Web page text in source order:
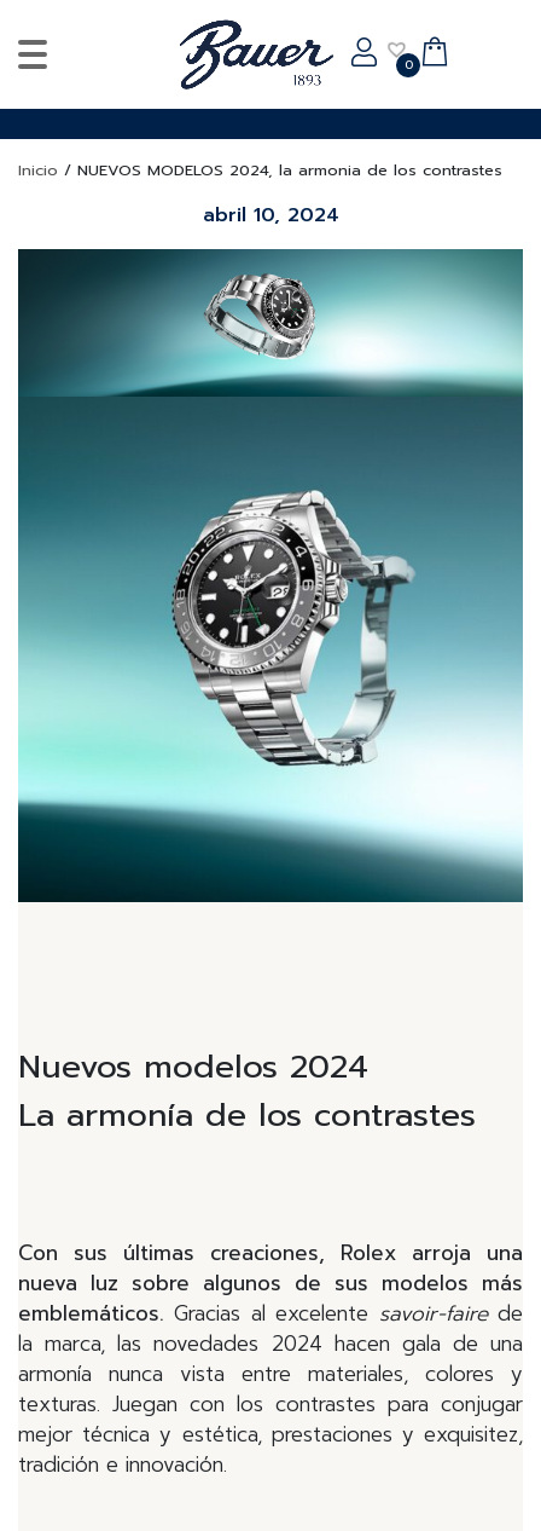
0
Inicio / NUEVOS MODELOS 2024, la armonia de los contrastes
abril 10, 2024
Nuevos modelos 2024
La armonía de los contrastes
Con sus últimas creaciones, Rolex arroja una
nueva luz sobre algunos de sus modelos más
emblemáticos. Gracias al excelente savoir-fairede
la marca, las novedades 2024 hacen gala de una
armonía nunca vista entre materiales, colores y
texturas. Juegan con los contrastes para conjugar
mejor técnica y estética, prestaciones y exquisitez,
tradición e innovación.